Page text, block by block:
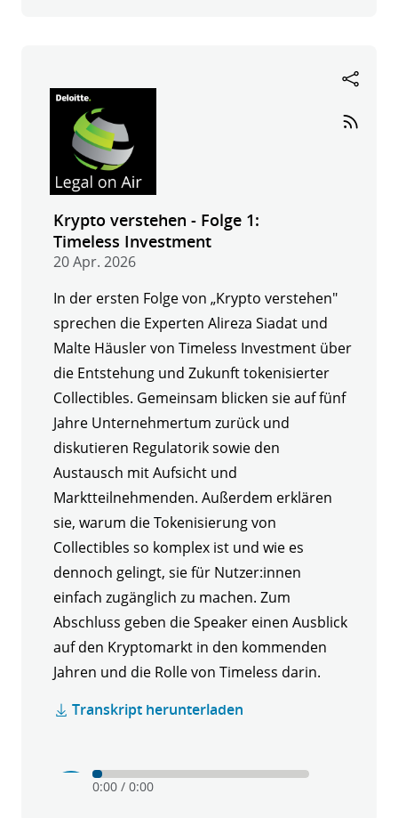
Krypto verstehen - Folge 1:
Timeless Investment
20 Apr. 2026
In der ersten Folge von „Krypto verstehen"
sprechen die Experten Alireza Siadat und
Malte Häusler von Timeless Investment über
die Entstehung und Zukunft tokenisierter
Collectibles. Gemeinsam blicken sie auf fünf
Jahre Unternehmertum zurück und
diskutieren Regulatorik sowie den
Austausch mit Aufsicht und
Marktteilnehmenden. Außerdem erklären
sie, warum die Tokenisierung von
Collectibles so komplex ist und wie es
dennoch gelingt, sie für Nutzer:innen
einfach zugänglich zu machen. Zum
Abschluss geben die Speaker einen Ausblick
auf den Kryptomarkt in den kommenden
Jahren und die Rolle von Timeless darin.
Transkript herunterladen
0:00 / 0:00